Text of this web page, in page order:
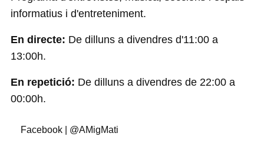
informatius i d'entreteniment.
En directe: De dilluns a divendres d'11:00 a
13:00h.
En repetició: De dilluns a divendres de 22:00 a
00:00h.
Facebook | @AMigMati